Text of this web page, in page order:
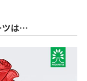
ツは…